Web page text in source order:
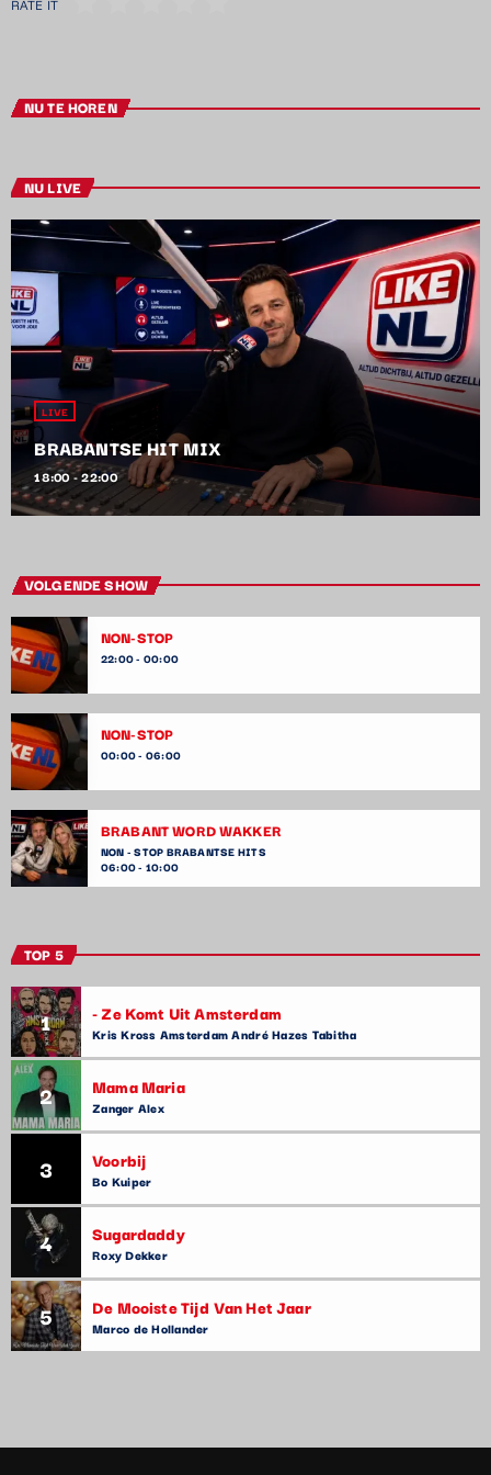
RATE IT
NU TE HOREN
NU LIVE
LIVE
BRABANTSE HIT MIX
18:00 - 22:00
VOLGENDE SHOW
NON-STOP
22:00 - 00:00
NON-STOP
00:00 - 06:00
BRABANT WORD WAKKER
NON - STOP BRABANTSE HITS
06:00 - 10:00
TOP 5
1 - Ze Komt Uit Amsterdam
Kris Kross Amsterdam André Hazes Tabitha
2 Mama Maria
Zanger Alex
3 Voorbij
Bo Kuiper
4 Sugardaddy
Roxy Dekker
5 De Mooiste Tijd Van Het Jaar
Marco de Hollander